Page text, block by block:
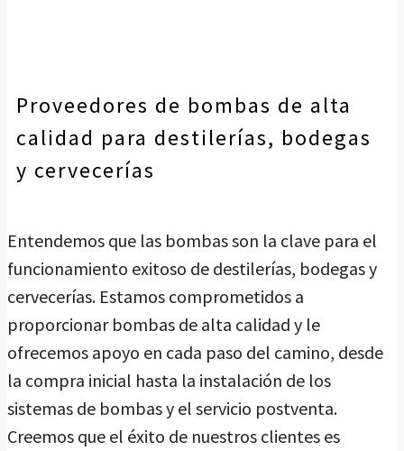
Proveedores de bombas de alta
calidad para destilerías, bodegas
y cervecerías
Entendemos que las bombas son la clave para el
funcionamiento exitoso de destilerías, bodegas y
cervecerías. Estamos comprometidos a
proporcionar bombas de alta calidad y le
ofrecemos apoyo en cada paso del camino, desde
la compra inicial hasta la instalación de los
sistemas de bombas y el servicio postventa.
Creemos que el éxito de nuestros clientes es